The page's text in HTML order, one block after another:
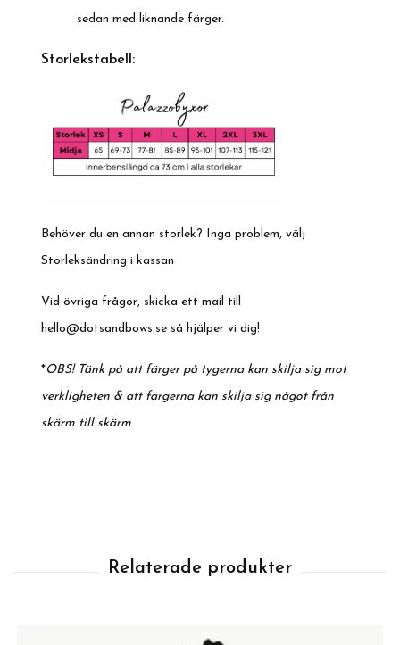
sedan med liknande färger.
Storlekstabell:
Behöver du en annan storlek? Inga problem, välj
Storleksändring i kassan
Vid övriga frågor, skicka ett mail till
hello@dotsandbows.se så hjälper vi dig!
*OBS! Tänk på att färger på tygerna kan skilja sig mot
verkligheten & att färgerna kan skilja sig något från
skärm till skärm